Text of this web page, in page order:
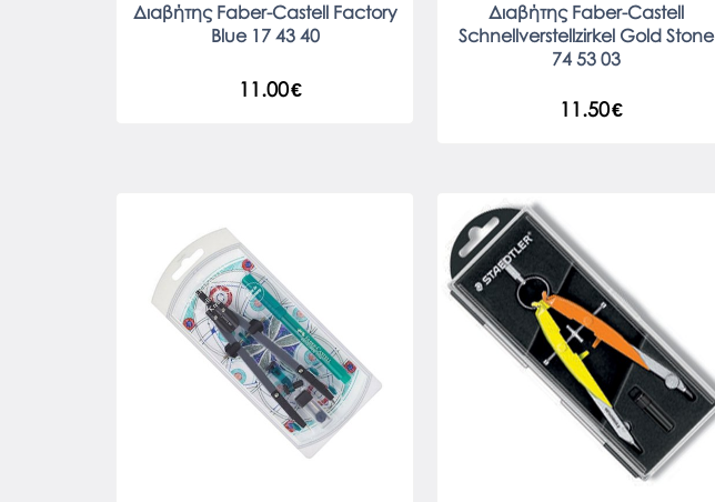
Διαβήτης Faber-Castell Factory
Blue 17 43 40
11.00€
Διαβήτης Faber-Castell
Schnellverstellzirkel Gold Stone
74 53 03
11.50€